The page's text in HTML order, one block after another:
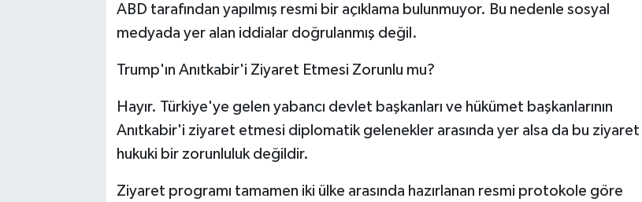
ABD tarafından yapılmış resmi bir açıklama bulunmuyor. Bu nedenle sosyal
medyada yer alan iddialar doğrulanmış değil.
Trump'ın Anıtkabir'i Ziyaret Etmesi Zorunlu mu?
Hayır. Türkiye'ye gelen yabancı devlet başkanları ve hükümet başkanlarının
Anıtkabir'i ziyaret etmesi diplomatik gelenekler arasında yer alsa da bu ziyaret
hukuki bir zorunluluk değildir.
Ziyaret programı tamamen iki ülke arasında hazırlanan resmi protokole göre